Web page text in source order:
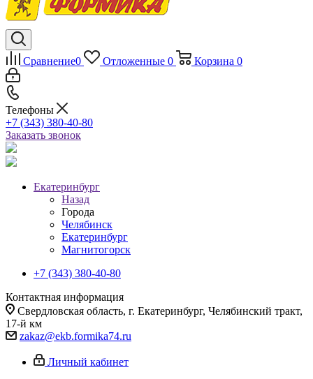
Сравнение0 Отложенные 0 Корзина 0
Телефоны
+7 (343) 380-40-80
Заказать звонок
Екатеринбург
Назад
Города
Челябинск
Екатеринбург
Магнитогорск
+7 (343) 380-40-80
Контактная информация
Свердловская область, г. Екатеринбург, Челябинский тракт,
17-й км
zakaz@ekb.formika74.ru
Личный кабинет